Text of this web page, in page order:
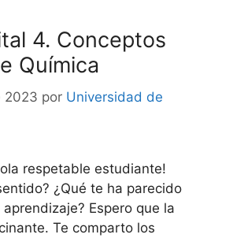
4. Conceptos
Química
2023 por Universidad de
respetable estudiante!
¿Qué te ha parecido
Espero que la
Te comparto los